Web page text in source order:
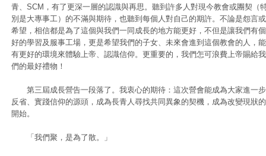
青、SCM，有了更深一層的認識與再思。聽到許多人對現今教會或團契（
別是大專事工）的不滿與期待，也聽到每個人對自己的期許。不論是怨言或
希望，相信都是為了這個與我們一同成長的地方能更好，不但是讓我們有個
好的學習及服事工場，更是希望我們的子女、未來會進到這個教會的人，能
有更好的環境來體驗上帝、認識信仰。更重要的，我們怎可浪費上帝賜給我
們的最好禮物！
第三屆成長營告一段落了。我衷心的期待：這次營會能成為大家進一步
反省、實踐信仰的源頭，成為長青人尋找共同異象的契機，成為改變現狀的
開始。
「我們聚，是為了散。」